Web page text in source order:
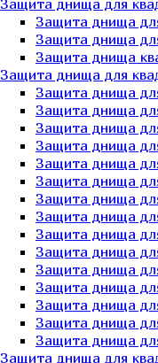
Защита днища для
Защита днища
Защита днища
Защита днища
Защита днища для
Защита днища
Защита днища
Защита днища
Защита днища
Защита днища
Защита днища
Защита днища
Защита днища
Защита днища
Защита днища
Защита днища
Защита днища
Защита днища
Защита днища
Защита днища
Защита днища для